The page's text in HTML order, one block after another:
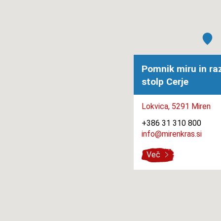
Pomnik miru in
stolp Cerje
Lokvica, 5291 Miren
+386 31 310 800
info@mirenkras.si
Več